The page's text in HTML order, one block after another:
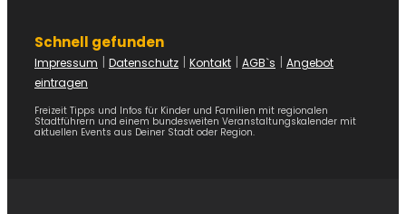
Schnell gefunden
Impressum | Datenschutz | Kontakt | AGB`s | Angebot
eintragen
Freizeit Tipps und Infos für Kinder und Familien mit regionalen
Stadtführern und einem bundesweiten Veranstaltungskalender mit
aktuellen Events aus Deiner Stadt oder Region.